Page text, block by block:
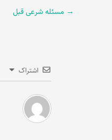
→ مسئله شرعی قبل
اشتراک